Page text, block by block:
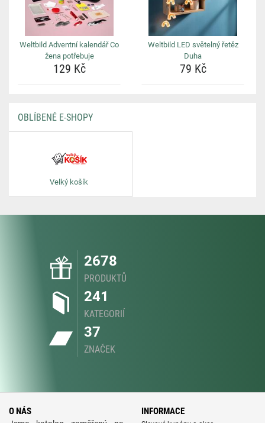
Weltbild Adventní kalendář Co
žena potřebuje
129 Kč
Weltbild LED světelný řetěz
Duha
79 Kč
OBLÍBENÉ E-SHOPY
Velký košík
2678
PRODUKTŮ
241
KATEGORIÍ
37
ZNAČEK
O NÁS INFORMACE